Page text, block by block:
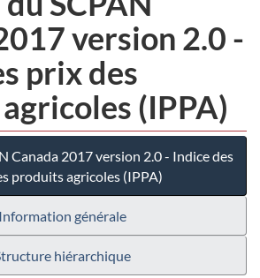
version 2.0 -
prix des
(IPPA)
Canada 2017 version 2.0 - Indice des
produits agricoles (IPPA)
Information générale
hiérarchique